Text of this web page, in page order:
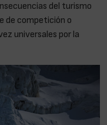
del turismo
de competición o
universales por la